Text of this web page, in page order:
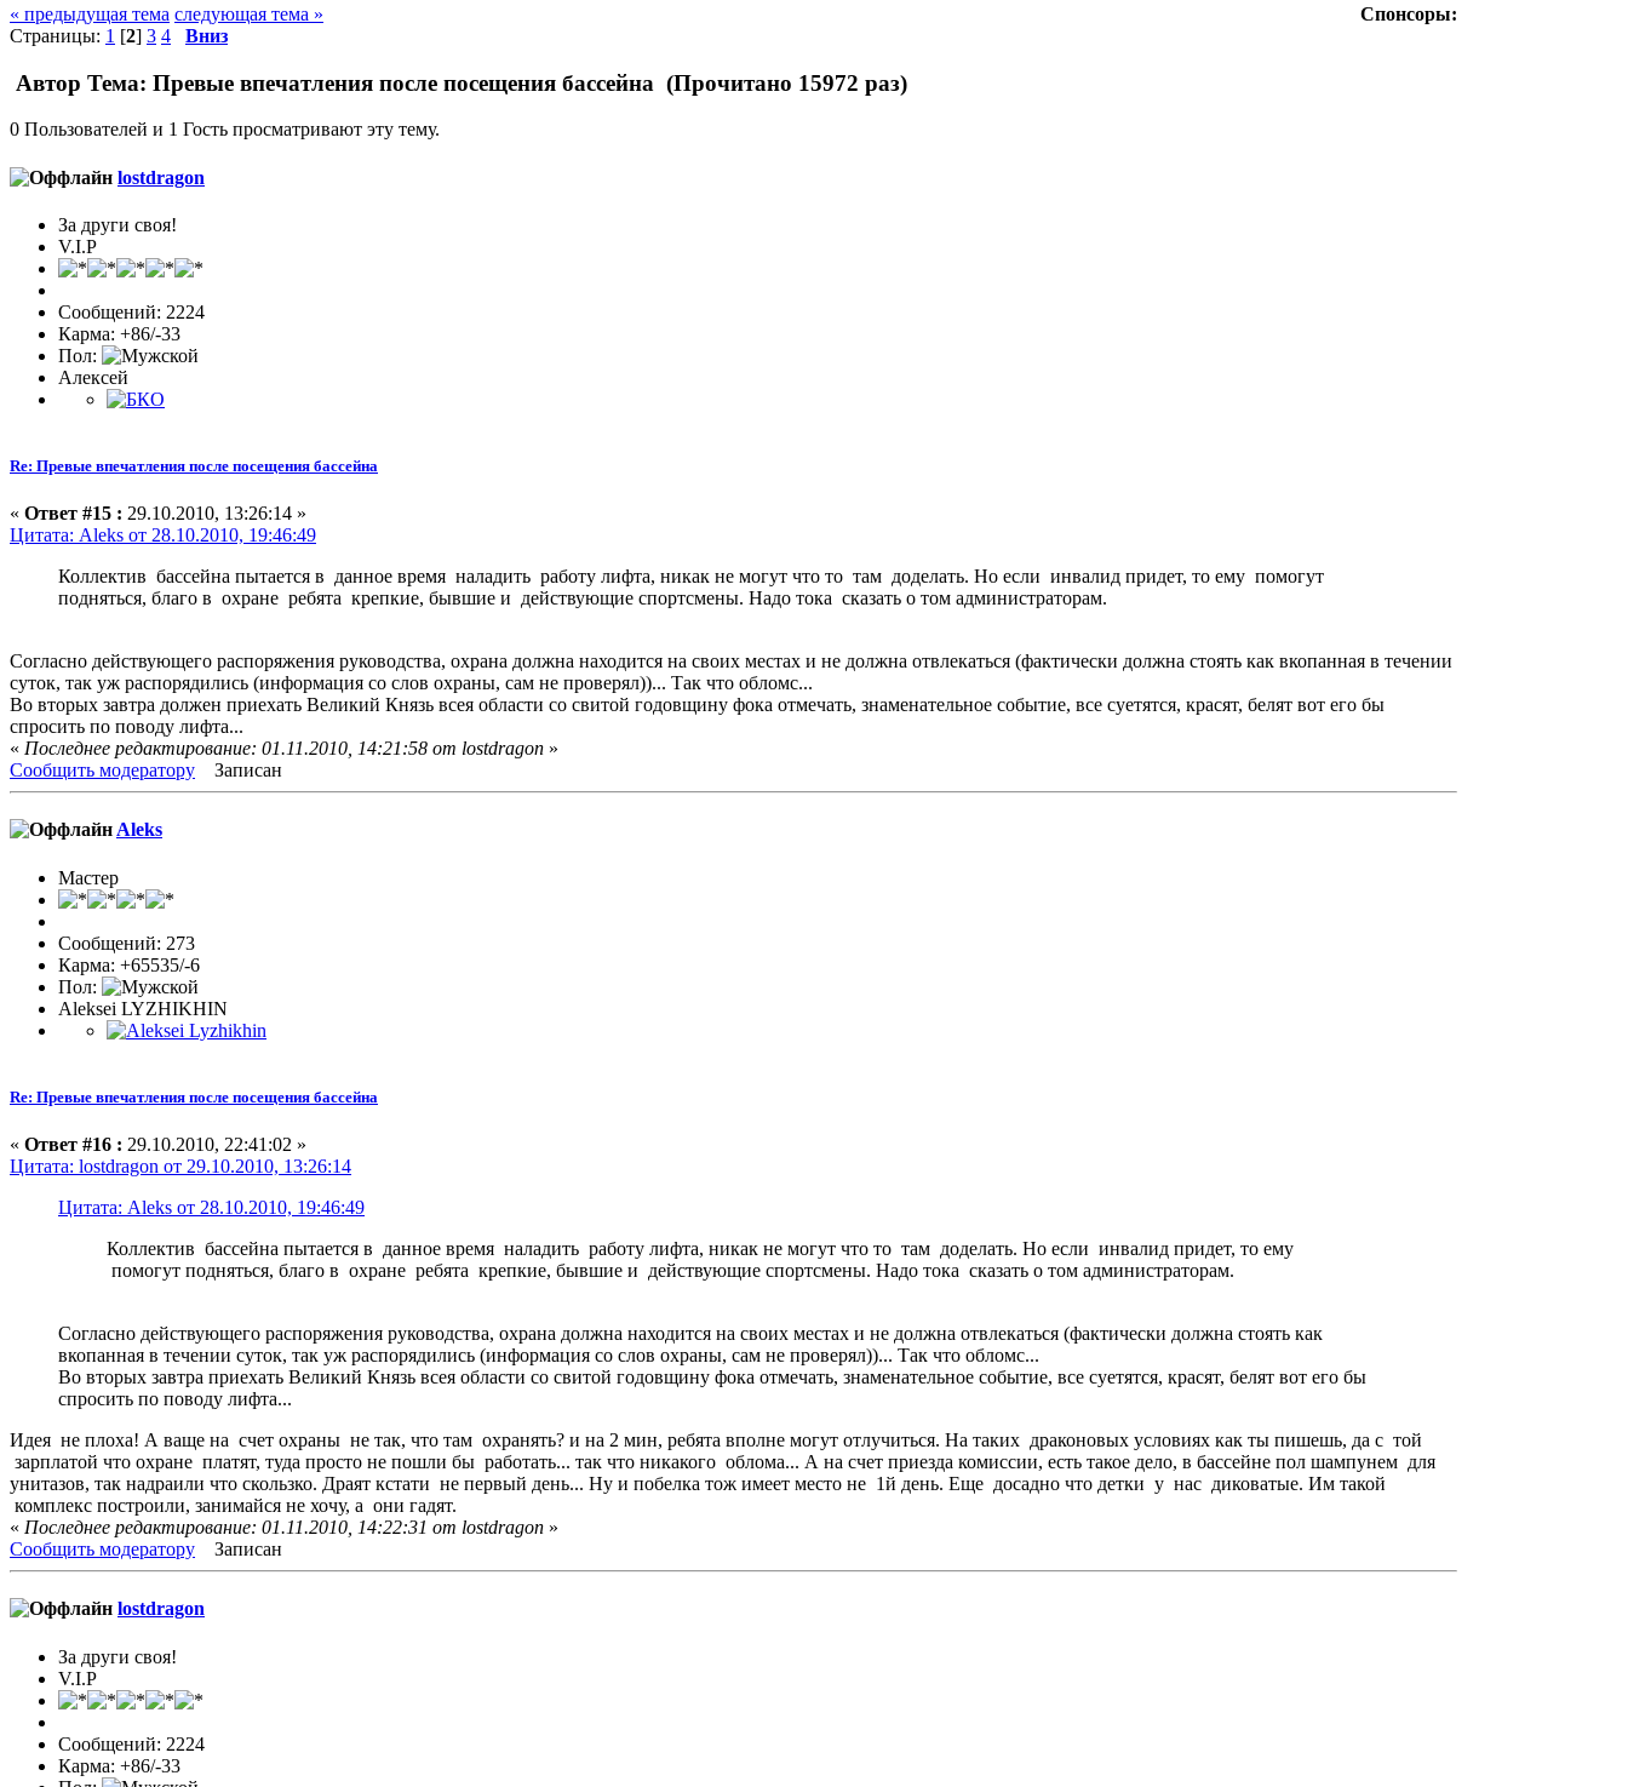
Спонсоры:
« предыдущая тема следующая тема »
Страницы: 1 [2] 3 4 Вниз
Автор Тема: Превые впечатления после посещения бассейна (Прочитано 15972 раз)
0 Пользователей и 1 Гость просматривают эту тему.
lostdragon
За други своя!
V.I.P
Сообщений: 2224
Карма: +86/-33
Пол:
Алексей
Re: Превые впечатления после посещения бассейна
« Ответ #15 : 29.10.2010, 13:26:14 »
Цитата: Aleks от 28.10.2010, 19:46:49
Коллектив бассейна пытается в данное время наладить работу лифта, никак не могут что то там доделать. Но если инвалид придет, то ему помогут
подняться, благо в охране ребята крепкие, бывшие и действующие спортсмены. Надо тока сказать о том администраторам.
Согласно действующего распоряжения руководства, охрана должна находится на своих местах и не должна отвлекаться (фактически должна стоять как вкопанная в течении
суток, так уж распорядились (информация со слов охраны, сам не проверял))... Так что обломс...
Во вторых завтра должен приехать Великий Князь всея области со свитой годовщину фока отмечать, знаменательное событие, все суетятся, красят, белят вот его бы
спросить по поводу лифта...
« Последнее редактирование: 01.11.2010, 14:21:58 от lostdragon »
Сообщить модератору
Записан
Aleks
Мастер
Сообщений: 273
Карма: +65535/-6
Пол:
Aleksei LYZHIKHIN
Re: Превые впечатления после посещения бассейна
« Ответ #16 : 29.10.2010, 22:41:02 »
Цитата: lostdragon от 29.10.2010, 13:26:14
Цитата: Aleks от 28.10.2010, 19:46:49
Коллектив бассейна пытается в данное время наладить работу лифта, никак не могут что то там доделать. Но если инвалид придет, то ему
помогут подняться, благо в охране ребята крепкие, бывшие и действующие спортсмены. Надо тока сказать о том администраторам.
Согласно действующего распоряжения руководства, охрана должна находится на своих местах и не должна отвлекаться (фактически должна стоять как
вкопанная в течении суток, так уж распорядились (информация со слов охраны, сам не проверял))... Так что обломс...
Во вторых завтра приехать Великий Князь всея области со свитой годовщину фока отмечать, знаменательное событие, все суетятся, красят, белят вот его бы
спросить по поводу лифта...
Идея не плоха! А ваще на счет охраны не так, что там охранять? и на 2 мин, ребята вполне могут отлучиться. На таких драконовых условиях как ты пишешь, да с той
зарплатой что охране платят, туда просто не пошли бы работать... так что никакого облома... А на счет приезда комиссии, есть такое дело, в бассейне пол шампунем для
унитазов, так надраили что скользко. Драят кстати не первый день... Ну и побелка тож имеет место не 1й день. Еще досадно что детки у нас диковатые. Им такой
комплекс построили, занимайся не хочу, а они гадят.
« Последнее редактирование: 01.11.2010, 14:22:31 от lostdragon »
Сообщить модератору
Записан
lostdragon
За други своя!
V.I.P
Сообщений: 2224
Карма: +86/-33